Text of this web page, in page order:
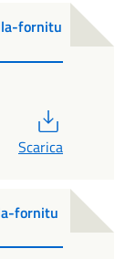
fornitu
Scarica
fornitu